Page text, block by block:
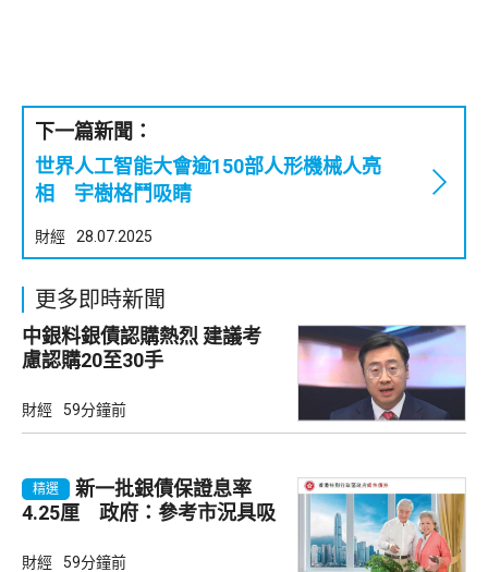
下一篇新聞：
世界人工智能大會逾150部人形機械人亮
相 宇樹格鬥吸睛
財經 28.07.2025
更多即時新聞
中銀料銀債認購熱烈 建議考
慮認購20至30手
財經 59分鐘前
精選
新一批銀債保證息率
4.25厘 政府：參考市況具吸
財經 59分鐘前